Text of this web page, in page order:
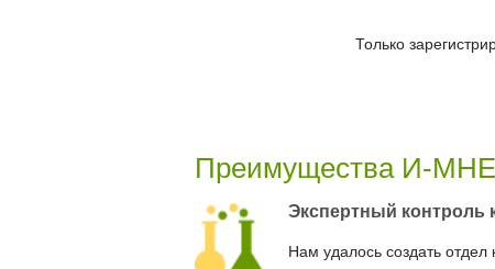
Только
Преимущества И-МНЕ
Экспертный контроль
Нам удалось создать отдел